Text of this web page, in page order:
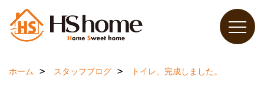
ホーム スタッフブログ トイレ、完成しました。